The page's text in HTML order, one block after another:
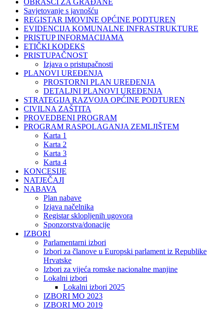
OBRASCI ZA GRAĐANE
Savjetovanje s javnošću
REGISTAR IMOVINE OPĆINE PODTUREN
EVIDENCIJA KOMUNALNE INFRASTRUKTURE
PRISTUP INFORMACIJAMA
ETIČKI KODEKS
PRISTUPAČNOST
Izjava o pristupačnosti
PLANOVI UREĐENJA
PROSTORNI PLAN UREĐENJA
DETALJNI PLANOVI UREĐENJA
STRATEGIJA RAZVOJA OPĆINE PODTUREN
CIVILNA ZAŠTITA
PROVEDBENI PROGRAM
PROGRAM RASPOLAGANJA ZEMLJIŠTEM
Karta 1
Karta 2
Karta 3
Karta 4
KONCESIJE
NATJEČAJI
NABAVA
Plan nabave
Izjava načelnika
Registar sklopljenih ugovora
Sponzorstva/donacije
IZBORI
Parlamentarni izbori
Izbori za članove u Europski parlament iz Republike
Hrvatske
Izbori za vijeća romske nacionalne manjine
Lokalni izbori
Lokalni izbori 2025
IZBORI MO 2023
IZBORI MO 2019